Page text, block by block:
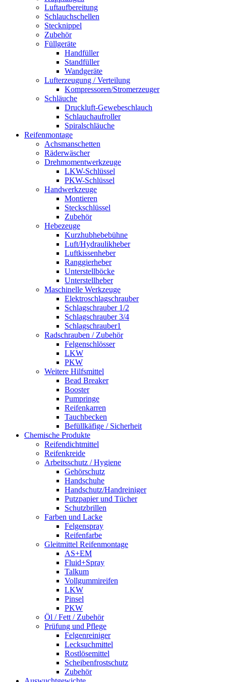
Luftaufbereitung
Schlauchschellen
Stecknippel
Zubehör
Füllgeräte
Handfüller
Standfüller
Wandgeräte
Lufterzeugung / Verteilung
Kompressoren/Stromerzeuger
Schläuche
Druckluft-Gewebeschlauch
Schlauchaufroller
Spiralschläuche
Reifenmontage
Achsmanschetten
Räderwäscher
Drehmomentwerkzeuge
LKW-Schlüssel
PKW-Schlüssel
Handwerkzeuge
Montieren
Steckschlüssel
Zubehör
Hebezeuge
Kurzhubhebebühne
Luft/Hydraulikheber
Luftkissenheber
Ranggierheber
Unterstellböcke
Unterstellheber
Maschinelle Werkzeuge
Elektroschlagschrauber
Schlagschrauber 1/2
Schlagschrauber 3/4
Schlagschrauber1
Radschrauben / Zubehör
Felgenschlösser
LKW
PKW
Weitere Hilfsmittel
Bead Breaker
Booster
Pumpringe
Reifenkarren
Tauchbecken
Befüllkäfige / Sicherheit
Chemische Produkte
Reifendichtmittel
Reifenkreide
Arbeitsschutz / Hygiene
Gehörschutz
Handschuhe
Handschutz/Handreiniger
Putzpapier und Tücher
Schutzbrillen
Farben und Lacke
Felgenspray
Reifenfarbe
Gleitmittel Reifenmontage
AS+EM
Fluid+Spray
Talkum
Vollgummireifen
LKW
Pinsel
PKW
Öl / Fett / Zubehör
Prüfung und Pflege
Felgenreiniger
Lecksuchmittel
Rostlösemittel
Scheibenfrostschutz
Zubehör